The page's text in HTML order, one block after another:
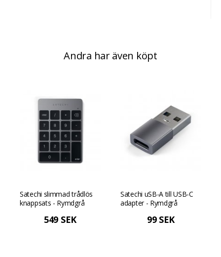
Andra har även köpt
Satechi slimmad trådlös
knappsats - Rymdgrå
549 SEK
Satechi uSB-A till USB-C
adapter - Rymdgrå
99 SEK